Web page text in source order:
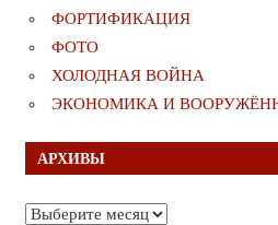
ФОРТИФИКАЦИЯ
ФОТО
ХОЛОДНАЯ ВОЙНА
ЭКОНОМИКА И
АРХИВЫ
Архивы